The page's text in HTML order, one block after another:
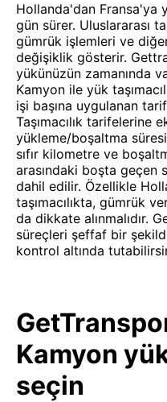
Hollanda'dan Fransa'ya
gün sürer. Uluslararası
gümrük işlemleri ve
değişiklik gösterir.
yükünüzün zamanında
Kamyon ile yük
işi başına uygulanan
Taşımacılık tarifelerine
yükleme/boşaltma
sıfır kilometre ve
arasındaki boşta geçen
dahil edilir. Özellikle
taşımacılıkta, gümrük
da dikkate alınmalıdır.
süreçleri şeffaf bir
kontrol altında
Kamyon yük
seçin